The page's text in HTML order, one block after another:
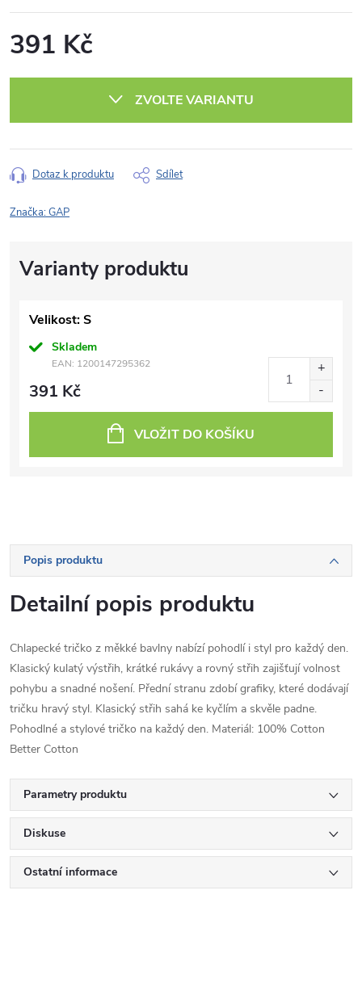
391 Kč
ZVOLTE VARIANTU
Dotaz k produktu Sdílet
Značka:GAP
Velikost: S
Skladem
EAN: 1200147295362
391 Kč
VLOŽIT DO KOŠÍKU
Popis produktu
Detailní popis produktu
Chlapecké tričko z měkké bavlny nabízí pohodlí i styl pro každý den.
Klasický kulatý výstřih, krátké rukávy a rovný střih zajišťují volnost
pohybu a snadné nošení. Přední stranu zdobí grafiky, které dodávají
tričku hravý styl. Klasický střih sahá ke kyčlím a skvěle padne.
Pohodlné a stylové tričko na každý den. Materiál: 100% Cotton
Better Cotton
Parametry produktu
Diskuse
Ostatní informace